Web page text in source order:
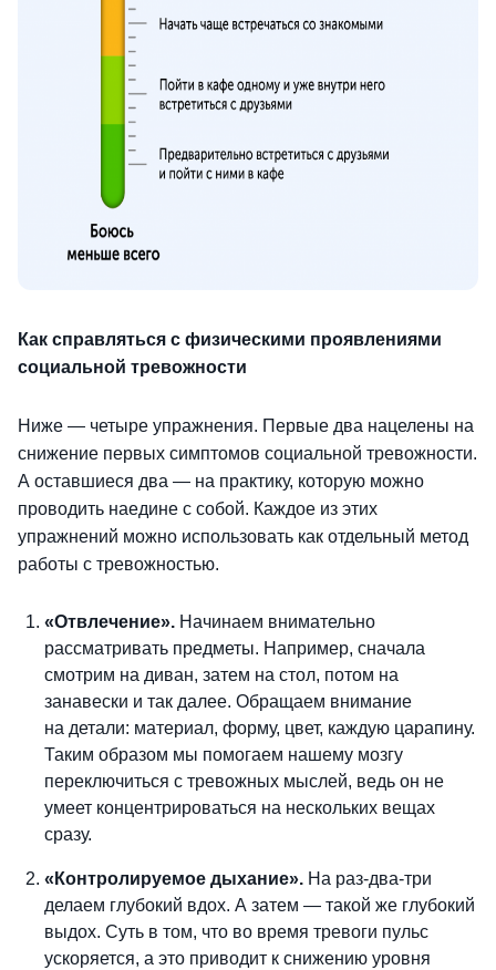
Как справляться с физическими проявлениями
социальной тревожности
Ниже — четыре упражнения. Первые два нацелены на
снижение первых симптомов социальной тревожности.
А оставшиеся два — на практику, которую можно
проводить наедине с собой. Каждое из этих
упражнений можно использовать как отдельный метод
работы с тревожностью.
«Отвлечение». Начинаем внимательно
рассматривать предметы. Например, сначала
смотрим на диван, затем на стол, потом на
занавески и так далее. Обращаем внимание
на детали: материал, форму, цвет, каждую царапину.
Таким образом мы помогаем нашему мозгу
переключиться с тревожных мыслей, ведь он не
умеет концентрироваться на нескольких вещах
сразу.
«Контролируемое дыхание». На раз-два-три
делаем глубокий вдох. А затем — такой же глубокий
выдох. Суть в том, что во время тревоги пульс
ускоряется, а это приводит к снижению уровня